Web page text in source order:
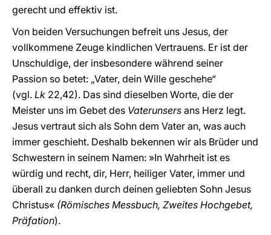
gerecht und effektiv ist.
Von beiden Versuchungen befreit uns Jesus, der
vollkommene Zeuge kindlichen Vertrauens. Er ist der
Unschuldige, der insbesondere während seiner
Passion so betet: „Vater, dein Wille geschehe“
(vgl. Lk 22,42). Das sind dieselben Worte, die der
Meister uns im Gebet des Vaterunsers ans Herz legt.
Jesus vertraut sich als Sohn dem Vater an, was auch
immer geschieht. Deshalb bekennen wir als Brüder und
Schwestern in seinem Namen: »In Wahrheit ist es
würdig und recht, dir, Herr, heiliger Vater, immer und
überall zu danken durch deinen geliebten Sohn Jesus
Christus« (Römisches Messbuch, Zweites Hochgebet,
Präfation).